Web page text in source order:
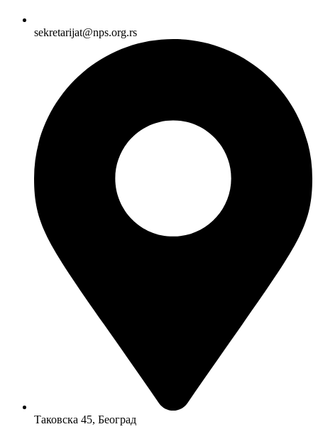
sekretarijat@nps.org.rs
Таковска 45, Београд